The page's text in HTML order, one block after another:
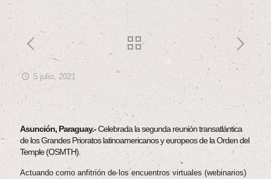
5 julio, 2021
Asunción, Paraguay.-Celebrada la segunda reunión transatlántica
de los Grandes Prioratos latinoamericanos y europeos de la Orden del
Temple (OSMTH).
Actuando como anfitrión de los encuentros virtuales (webinarios)